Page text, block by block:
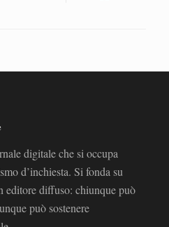
digitale che si occupa
d’inchiesta. Si fonda su
editore diffuso: chiunque può
può sostenere